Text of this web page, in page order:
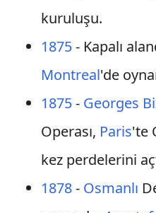
kuruluşu.
1875- Kapalı
Montreal'de
1875- Georges
Operası, Paris'te
kez perdelerini
1878- Osmanlı